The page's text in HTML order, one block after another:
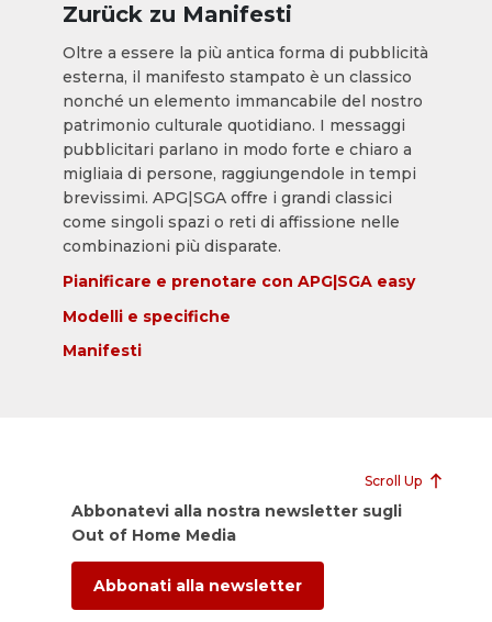
Zurück zu Manifesti
Oltre a essere la più antica forma di pubblicità
esterna, il manifesto stampato è un classico
nonché un elemento immancabile del nostro
patrimonio culturale quotidiano. I messaggi
pubblicitari parlano in modo forte e chiaro a
migliaia di persone, raggiungendole in tempi
brevissimi. APG|SGA offre i grandi classici
come singoli spazi o reti di affissione nelle
combinazioni più disparate.
Pianificare e prenotare con APG|SGA easy
Modelli e specifiche
Manifesti
Scroll Up
Abbonatevi alla nostra newsletter sugli
Out of Home Media
Abbonati alla newsletter